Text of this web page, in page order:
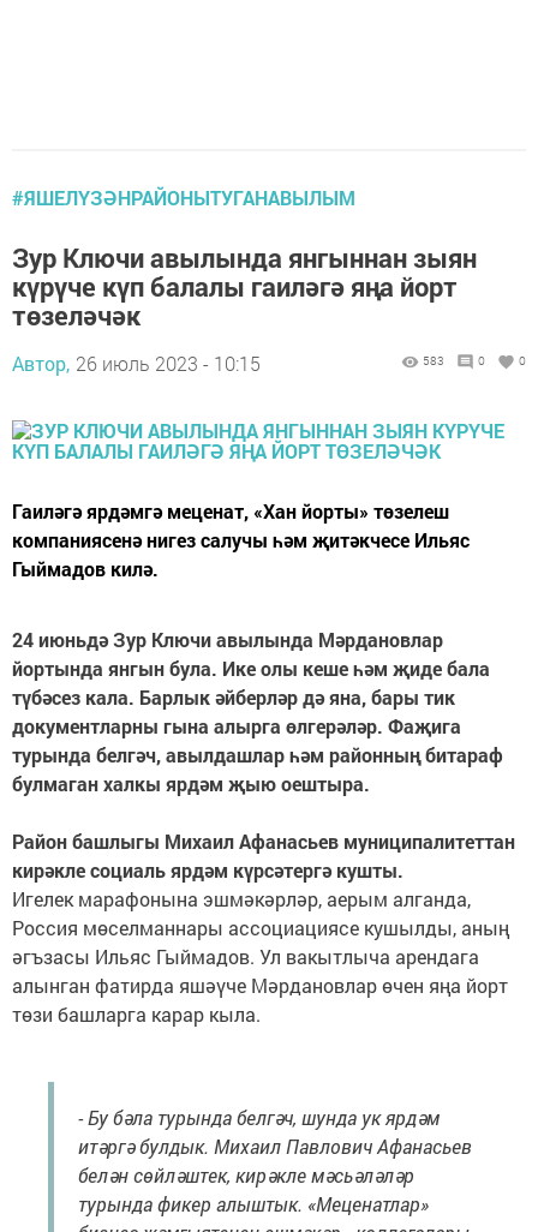
#ЯШЕЛҮЗӘНРАЙОНЫТУГАНАВЫЛЫМ
Зур Ключи авылында янгыннан зыян
күрүче күп балалы гаиләгә яңа йорт
төзеләчәк
Автор, 26 июль 2023 - 10:15 583 0 0
Гаиләгә ярдәмгә меценат, «Хан йорты» төзелеш
компаниясенә нигез салучы һәм җитәкчесе Ильяс
Гыймадов килә.
24 июньдә Зур Ключи авылында Мәрдановлар
йортында янгын була. Ике олы кеше һәм җиде бала
түбәсез кала. Барлык әйберләр дә яна, бары тик
документларны гына алырга өлгерәләр. Фаҗига
турында белгәч, авылдашлар һәм районның битараф
булмаган халкы ярдәм җыю оештыра.
Район башлыгы Михаил Афанасьев муниципалитеттан
кирәкле социаль ярдәм күрсәтергә кушты.
Игелек марафонына эшмәкәрләр, аерым алганда,
Россия мөселманнары ассоциациясе кушылды, аның
әгъзасы Ильяс Гыймадов. Ул вакытлыча арендага
алынган фатирда яшәүче Мәрдановлар өчен яңа йорт
төзи башларга карар кыла.
- Бу бәла турында белгәч, шунда ук ярдәм
итәргә булдык. Михаил Павлович Афанасьев
белән сөйләштек, кирәкле мәсьәләләр
турында фикер алыштык. «Меценатлар»